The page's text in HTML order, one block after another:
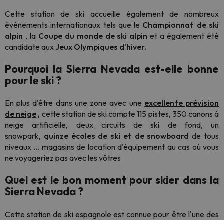
Cette station de ski accueille également de nombreux
événements internationaux tels que le Championnat de ski
alpin , la Coupe du monde de ski alpin et a également été
candidate auxJeux Olympiques d'hiver.
Pourquoi la Sierra Nevada est-elle bonne
pour le ski ?
En plus d'être dans une zone avec une excellente prévision
de neige , cette station de ski compte 115 pistes, 350 canons à
neige artificielle, deux circuits de ski de fond, un
snowpark, quinze écoles de ski et de snowboard de tous
niveaux ... magasins de location d'équipement au cas où vous
ne voyageriez pas avec les vôtres
Quel est le bon moment pour skier dans la
Sierra Nevada ?
Cette station de ski espagnole est connue pour être l'une des